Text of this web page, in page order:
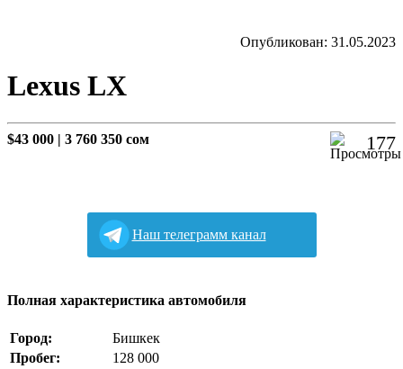
Опубликован: 31.05.2023
Lexus LX
$43 000 | 3 760 350 сом 177
Наш телеграмм канал
Полная характеристика автомобиля
Город:
Бишкек
Пробег:
128 000